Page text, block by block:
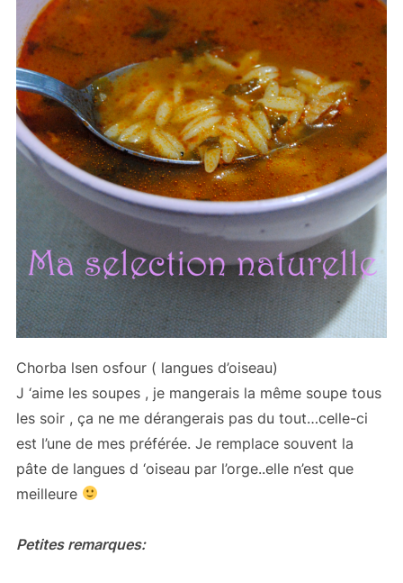
Chorba lsen osfour ( langues d’oiseau)
J ‘aime les soupes , je mangerais la même soupe tous
les soir , ça ne me dérangerais pas du tout…celle-ci
est l’une de mes préférée. Je remplace souvent la
pâte de langues d ‘oiseau par l’orge..elle n’est que
meilleure
Petites remarques: